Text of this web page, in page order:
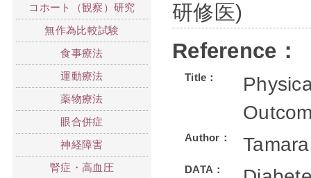
研修医)
Reference：
Title：
Author：
DATA：
コホート（観察）研究
無作為比較試験
食事療法
運動療法
薬物療法
眼合併症
神経障害
腎症・高血圧